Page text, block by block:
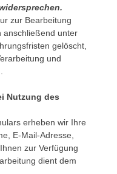
zur Bearbeitung
anschließend unter
gelöscht,
und
Nutzung des
erheben wir Ihre
E-Mail-Adresse,
zur Verfügung
dient dem